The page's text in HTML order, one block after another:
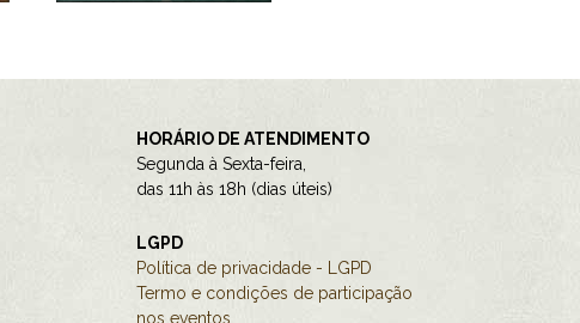
HORÁRIO DE ATENDIMENTO
Segunda à Sexta-feira,
das 11h às 18h (dias úteis)
LGPD
Política de privacidade - LGPD
Termo e condições de participação
nos eventos